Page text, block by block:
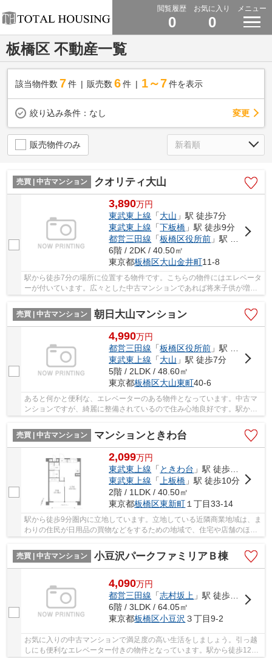
閲覧履歴
0
お気に入り
0
メニュー
板橋区 不動産一覧
該当物件数 7件 販売数 6 件 1～7 件を表示
絞り込み条件： なし 変更
販売物件のみ
売買 | 中古マンション クオリティ大山
3,890万円
東武東上線 「大山 」駅 徒歩7分
東武東上線 「下板橋 」駅 徒歩9分
都営三田線 「板橋区役所前 」駅 徒歩9分
6階 / 2DK / 40.50㎡
東京都板橋区大山金井町11-8
駅から徒歩7分の場所に位置する物件です。こちらの物件にはエレベータ
ーが付いています。広々とした中古マンションであれば将来子供が増え
売買 | 中古マンション
朝日大山マンション
4,990万円
都営三田線 「板橋区役所前 」駅 徒歩4分
東武東上線 「大山 」駅 徒歩7分
5階 / 2LDK / 48.60㎡
東京都板橋区大山東町40-6
あると何かと便利な、エレベーターのある物件となっています。中古マ
ンションですが、綺麗に整備されているので住み心地良好です。駅から
売買 | 中古マンション
マンションときわ台
2,099万円
東武東上線 「 ときわ台 」駅 徒歩9分
東武東上線 「 上板橋 」駅 徒歩10分
2階 / 1LDK / 40.50㎡
東京都板橋区東新町 １丁目33-14
駅から徒歩9分圏内に立地しています。立地している近隣商業地域は、ま
わりの住民が日用品の買物などをするための地域で、住宅や店舗のほか
売買 | 中古マンション
小豆沢パークファミリアＢ棟
4,090万円
都営三田線 「志村坂上 」駅 徒歩12分
6階 / 3LDK / 64.05㎡
東京都板橋区小豆沢 ３丁目9-2
お気に入りの中古マンションで満足度の高い生活をしましょう。引っ越
しにも便利なエレベーター付きの物件となっています。駅から徒歩12分